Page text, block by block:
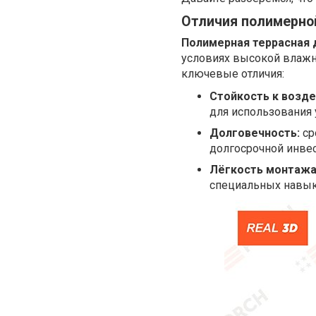
Отличия
Полимерная террасная
условиях высокой
ключевые отличия:
Стойкость к
для
Долговечность:
долгосрочной
Лёгкость
специальных